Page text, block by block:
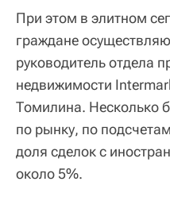
При этом в элитном
граждане
руководитель отдела
недвижимости
Томилина. Несколько
по рынку, по
доля сделок с
около 5%.